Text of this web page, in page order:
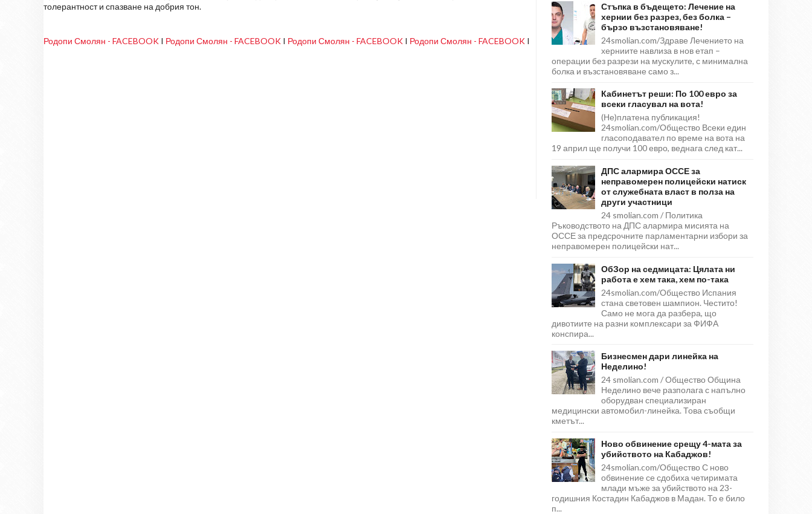
толерантност и спазване на добрия тон.
Родопи Смолян - FACEBOOK I Родопи Смолян - FACEBOOK I Родопи Смолян - FACEBOOK I Родопи Смолян - FACEBOOK I
Стъпка в бъдещето: Лечение на
хернии без разрез, без болка –
бързо възстановяване!
24smolian.com/Здраве Лечението на
херниите навлиза в нов етап –
операции без разрези на мускулите, с минимална
болка и възстановяване само з...
Кабинетът реши: По 100 евро за
всеки гласувал на вота!
(Не)платена публикация!
24smolian.com/Общество Всеки един
гласоподавател по време на вота на
19 април ще получи 100 евро, веднага след кат...
ДПС алармира ОССЕ за
неправомерен полицейски натиск
от служебната власт в полза на
други участници
24 smolian.com / Политика
Ръководството на ДПС алармира мисията на
ОССЕ за предсрочните парламентарни избори за
неправомерен полицейски нат...
ОбЗор на седмицата: Цялата ни
работа е хем така, хем по-така
24smolian.com/Общество Испания
стана световен шампион. Честито!
Само не мога да разбера, що
дивотиите на разни комплексари за ФИФА
конспира...
Бизнесмен дари линейка на
Неделино!
24 smolian.com / Общество Община
Неделино вече разполага с напълно
оборудван специализиран
медицински автомобил-линейка. Това съобщи
кметът...
Ново обвинение срещу 4-мата за
убийството на Кабаджов!
24smolian.com/Общество С ново
обвинение се сдобиха четиримата
млади мъже за убийството на 23-
годишния Костадин Кабаджов в Мадан. То е било
п...